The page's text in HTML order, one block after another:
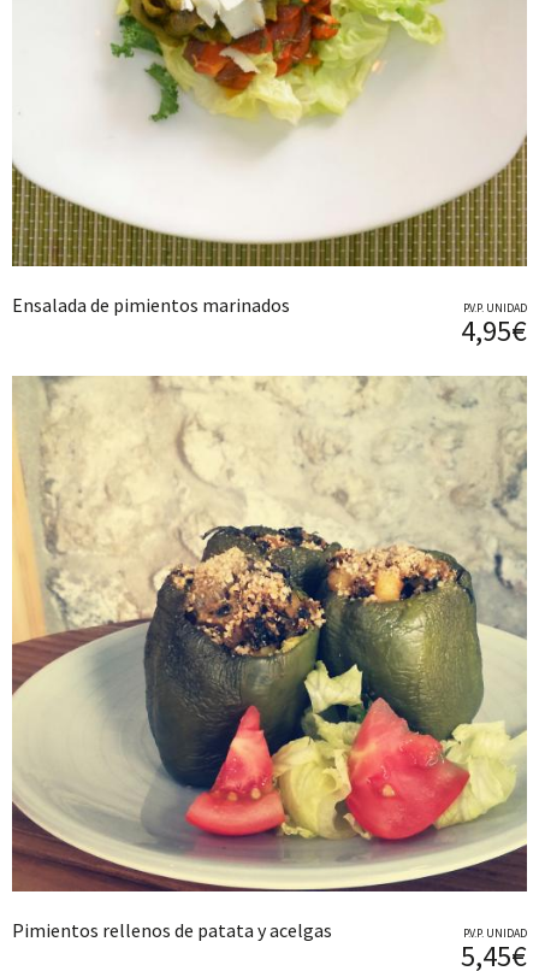
Ensalada de pimientos marinados P.V.P. UNIDAD
4,95€
Pimientos rellenos de patata y acelgas P.V.P. UNIDAD
5,45€